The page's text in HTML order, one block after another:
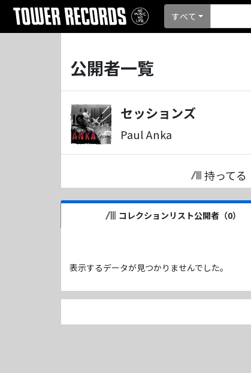
すべて
公開者一覧
セッションズ
Paul Anka
持ってる
コレクションリスト公開者（0）
表示するデータが見つかりませんでした。